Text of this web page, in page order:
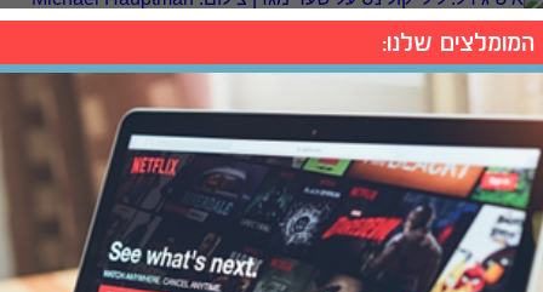
המומלצים שלנו: